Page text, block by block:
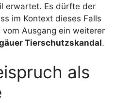
erwartet. Es dürfte der
im Kontext dieses Falls
vom Ausgang ein weiterer
Tierschutzskandal.
als